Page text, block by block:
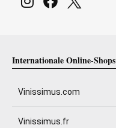
Internationale Online-Shops
Vinissimus.com
Vinissimus.fr